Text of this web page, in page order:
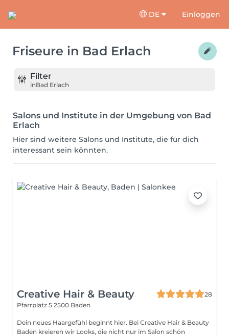
DE Einloggen
Friseure in Bad Erlach
Filter
inBad Erlach
Salons und Institute in der Umgebung von Bad
Erlach
Hier sind weitere Salons und Institute, die für dich
interessant sein könnten.
Creative Hair & Beauty
28
Pfarrplatz 5 2500 Baden
Dein neues Haargefühl beginnt hier. Bei Creative Hair & Beauty
Baden kreieren wir Looks, die nicht nur im Salon schön